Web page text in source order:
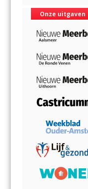
Onze uitgaven